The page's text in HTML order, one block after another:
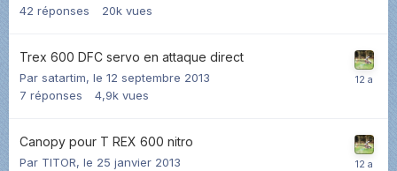
42 réponses 20k vues
Trex 600 DFC servo en attaque direct
Par satartim, le 12 septembre 2013
7 réponses 4,9k vues
Canopy pour T REX 600 nitro
Par TITOR, le 25 janvier 2013